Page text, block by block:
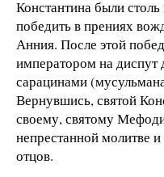
Константина были
победить в прениях
Анния. После этой
императором на диспут
сарацинами
Вернувшись, святой
своему, святому
непрестанной молитве
отцов.